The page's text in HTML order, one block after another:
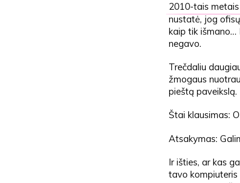
2010-tais
nustatė, jog
kaip tik išmano…
negavo.
Trečdaliu
žmogaus
pieštą paveikslą.
Štai klausimas:
Atsakymas:
Ir išties, ar kas
tavo